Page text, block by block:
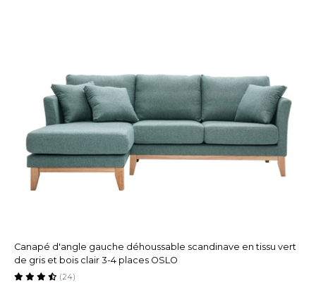
Canapé d'angle gauche déhoussable scandinave en tissu vert
de gris et bois clair 3-4 places OSLO
(24)